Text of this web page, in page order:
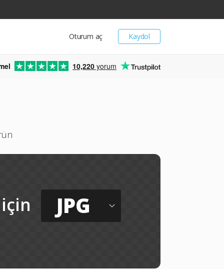
Kaydol
Oturum aç
10,220 yorum
için JPG